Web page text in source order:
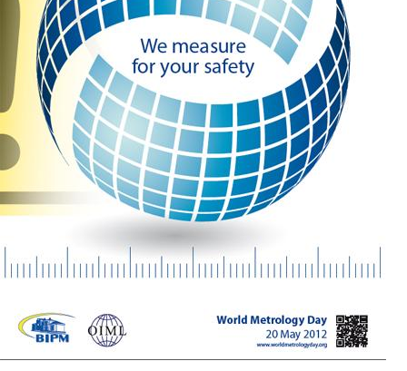
Switch The Language
македонски Albanian
English